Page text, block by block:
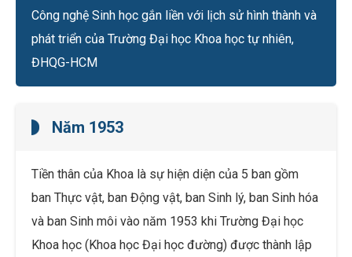
Công nghệ Sinh học gắn liền với lịch sử hình thành và
phát triển của Trường Đại học Khoa học tự nhiên,
ĐHQG-HCM
Năm 1953
Tiền thân của Khoa là sự hiện diện của 5 ban gồm
ban Thực vật, ban Động vật, ban Sinh lý, ban Sinh hóa
và ban Sinh môi vào năm 1953 khi Trường Đại học
Khoa học (Khoa học Đại học đường) được thành lập